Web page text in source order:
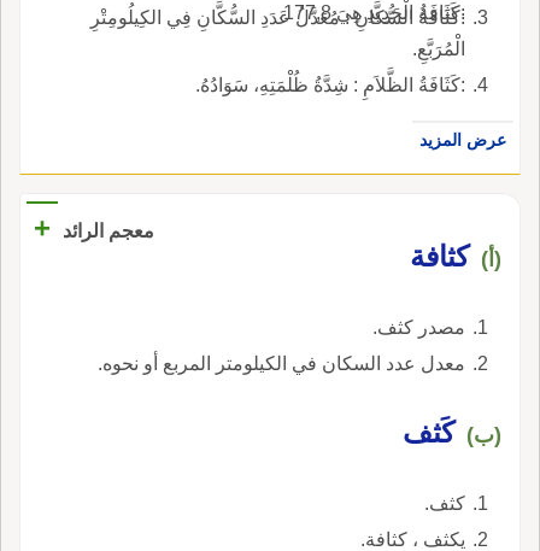
:كَثَافَةُ الْحَدِيدِ هِيَ 177,8.
:كَثَافَةُ السُّكَّانِ : مُعَدَّلُ عَدَدِ السُّكَّانِ فِي الكِيلُومِتْرِ
الْمُرَبَّعِ.
:كَثَافَةُ الظَّلاَمِ : شِدَّةُ ظُلْمَتِهِ، سَوَادُهُ.
عرض المزيد
معجم الرائد +
(أ) كثافة
مصدر كثف.
معدل عدد السكان في الكيلومتر المربع أو نحوه.
(ب) كَثف
كثف.
يكثف ، كثافة.